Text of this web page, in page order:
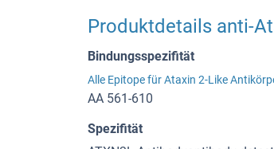
Produktdetails anti-
Bindungsspezifität
Alle Epitope für Ataxin 2-Like
AA 561-610
Spezifität